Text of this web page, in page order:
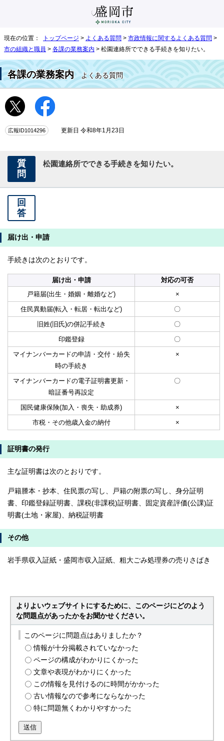
現在の位置： トップページ > よくある質問 > 市政情報に関するよくある質問 >
市の組織と職員 > 各課の業務案内 > 松園連絡所でできる手続きを知りたい。
各課の業務案内 よくある質問
広報ID1014296 更新日 令和8年1月23日
質
問
松園連絡所でできる手続きを知りたい。
回
答
届け出・申請
手続きは次のとおりです。
届け出・申請
対応の可否
戸籍届(出生・婚姻・離婚など)
×
住民異動届(転入・転居・転出など)
〇
旧姓(旧氏)の併記手続き
〇
印鑑登録
〇
マイナンバーカードの申請・交付・紛失
時の手続き
×
マイナンバーカードの電子証明書更新・
暗証番号再設定
〇
国民健康保険(加入・喪失・助成券)
×
市税・その他歳入金の納付
×
証明書の発行
主な証明書は次のとおりです。
戸籍謄本・抄本、住民票の写し、戸籍の附票の写し、身分証明
書、印鑑登録証明書、課税(非課税)証明書、固定資産評価(公課)証
明書(土地・家屋)、納税証明書
その他
岩手県収入証紙・盛岡市収入証紙、粗大ごみ処理券の売りさばき
よりよいウェブサイトにするために、このページにどのよう
な問題点があったかをお聞かせください。
このページに問題点はありましたか？
情報が十分掲載されていなかった
ページの構成がわかりにくかった
文章や表現がわかりにくかった
この情報を見付けるのに時間がかかった
古い情報なので参考にならなかった
特に問題無くわかりやすかった
送信